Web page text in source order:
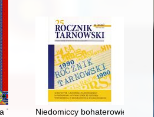
Teodora Axentowicza
Niedomiccy bohaterowie 1863